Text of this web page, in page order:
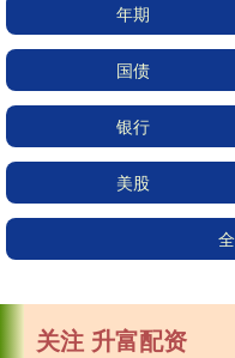
年期
国债
银行
美股
关注 升富配资